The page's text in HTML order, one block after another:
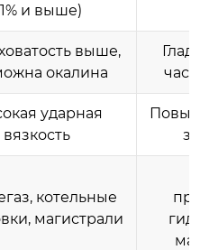
и выше)
выше,
окалина
ударная
вязкость
котельные
магистрали